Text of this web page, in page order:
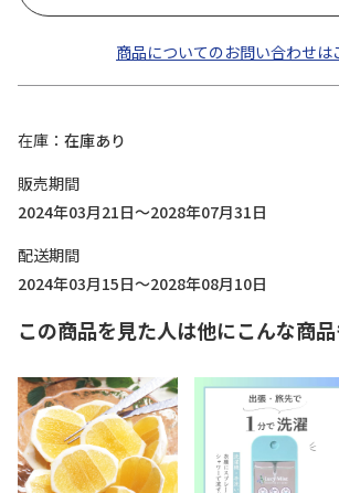
商品についてのお問い合わせは
在庫
在庫あり
販売期間
2024年03月21日～2028年07月31日
配送期間
2024年03月15日～2028年08月10日
この商品を見た人は他にこんな商